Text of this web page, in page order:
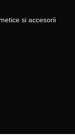
si accesorii